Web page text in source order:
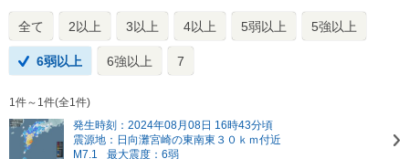
全て 2以上 3以上 4以上 5弱以上 5強以上
6弱以上 6強以上 7
1件～1件(全1件)
発生時刻：2024年08月08日 16時43分頃
震源地：日向灘宮崎の東南東３０ｋｍ付近
M7.1
最大震度：6弱